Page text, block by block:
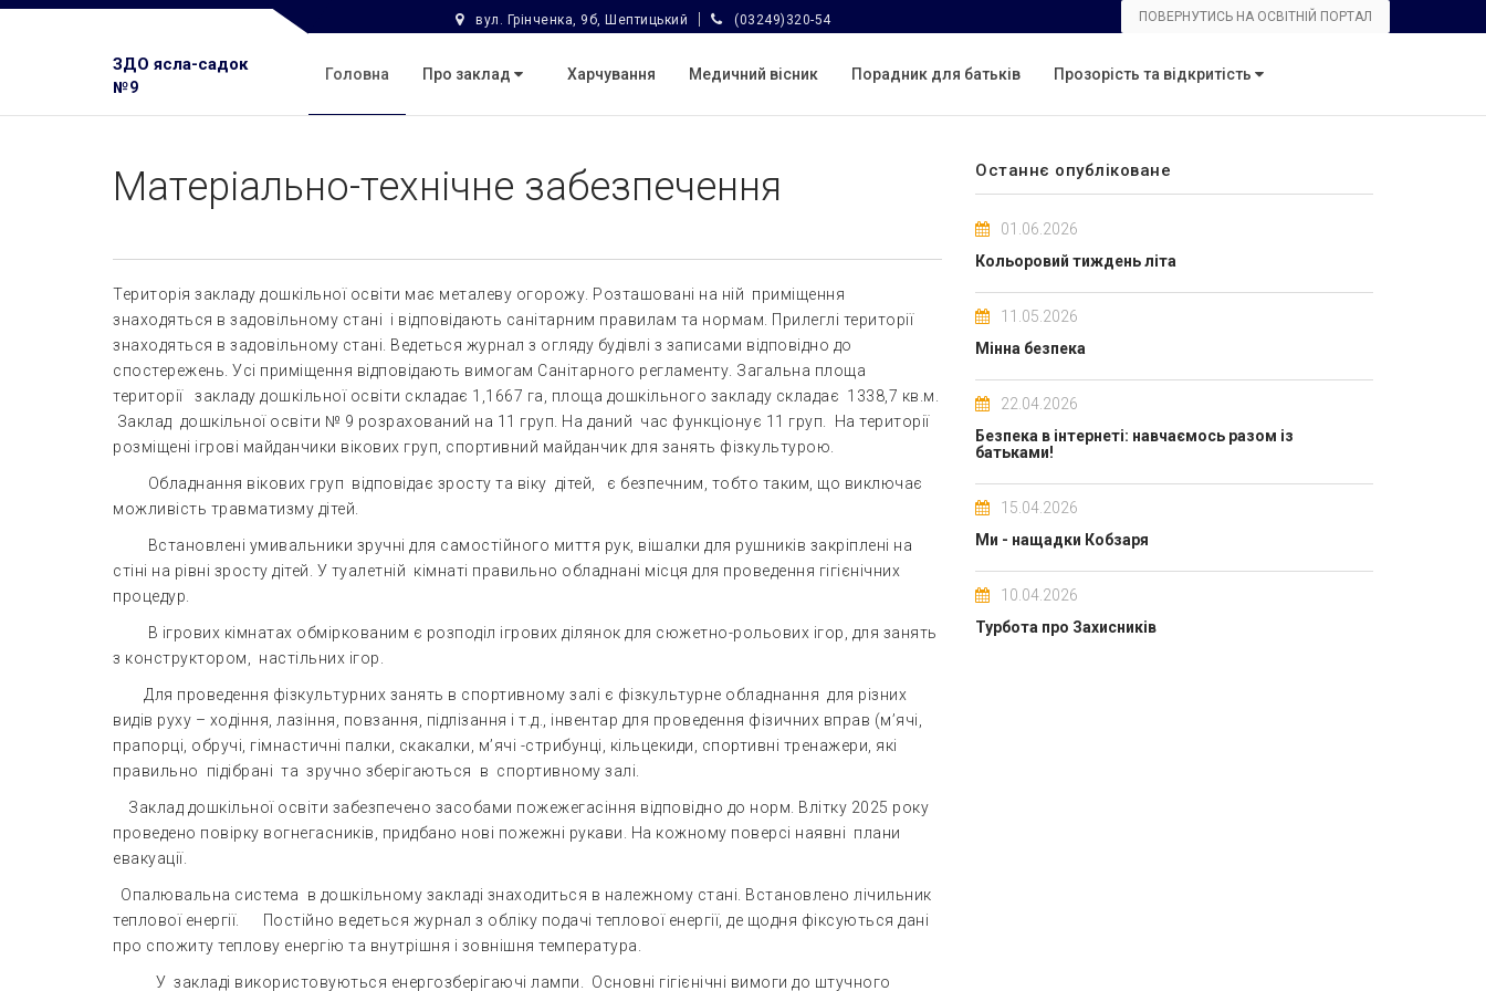
вул. Грінченка, 9б, Шептицький (03249)320-54 ПОВЕРНУТИСЬ НА ОСВІТНІЙ ПОРТАЛ
ЗДО ясла-садок
№9
Головна Про заклад Харчування Медичний вісник Порадник для батьків Прозорість та відкритість
Матеріально-технічне забезпечення
Територія закладу дошкільної освіти має металеву огорожу. Розташовані на ній приміщення
знаходяться в задовільному стані і відповідають санітарним правилам та нормам. Прилеглі території
знаходяться в задовільному стані. Ведеться журнал з огляду будівлі з записами відповідно до
спостережень. Усі приміщення відповідають вимогам Санітарного регламенту. Загальна площа
території закладу дошкільної освіти складає 1,1667 га, площа дошкільного закладу складає 1338,7 кв.м.
Заклад дошкільної освіти № 9 розрахований на 11 груп. На даний час функціонує 11 груп. На території
розміщені ігрові майданчики вікових груп, спортивний майданчик для занять фізкультурою.
Обладнання вікових груп відповідає зросту та віку дітей, є безпечним, тобто таким, що виключає
можливість травматизму дітей.
Встановлені умивальники зручні для самостійного миття рук, вішалки для рушників закріплені на
стіні на рівні зросту дітей. У туалетній кімнаті правильно обладнані місця для проведення гігієнічних
процедур.
В ігрових кімнатах обміркованим є розподіл ігрових ділянок для сюжетно-рольових ігор, для занять
з конструктором, настільних ігор.
Для проведення фізкультурних занять в спортивному залі є фізкультурне обладнання для різних
видів руху – ходіння, лазіння, повзання, підлізання і т.д., інвентар для проведення фізичних вправ (м’ячі,
прапорці, обручі, гімнастичні палки, скакалки, м’ячі -стрибунці, кільцекиди, спортивні тренажери, які
правильно підібрані та зручно зберігаються в спортивному залі.
Заклад дошкільної освіти забезпечено засобами пожежегасіння відповідно до норм. Влітку 2025 року
проведено повірку вогнегасників, придбано нові пожежні рукави. На кожному поверсі наявні плани
евакуації.
Опалювальна система в дошкільному закладі знаходиться в належному стані. Встановлено лічильник
теплової енергії. Постійно ведеться журнал з обліку подачі теплової енергії, де щодня фіксуються дані
про спожиту теплову енергію та внутрішня і зовнішня температура.
У закладі використовуються енергозберігаючі лампи. Основні гігієнічні вимоги до штучного
Останнє опубліковане
01.06.2026
Кольоровий тиждень літа
11.05.2026
Мінна безпека
22.04.2026
Безпека в інтернеті: навчаємось разом із
батьками!
15.04.2026
Ми - нащадки Кобзаря
10.04.2026
Турбота про Захисників